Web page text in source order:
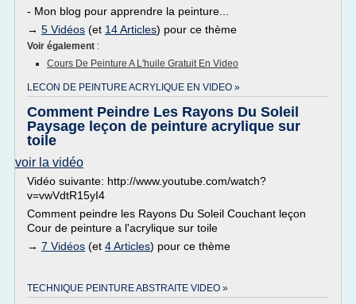
- Mon blog pour apprendre la peinture...
→ 5 Vidéos (et 14 Articles) pour ce thème
Voir également :
Cours De Peinture A L'huile Gratuit En Video
LECON DE PEINTURE ACRYLIQUE EN VIDEO »
Comment Peindre Les Rayons Du Soleil
Paysage leçon de peinture acrylique sur
toile
voir la vidéo
Vidéo suivante: http://www.youtube.com/watch?
v=vwVdtR15yI4
Comment peindre les Rayons Du Soleil Couchant leçon
Cour de peinture a l'acrylique sur toile
→ 7 Vidéos (et 4 Articles) pour ce thème
TECHNIQUE PEINTURE ABSTRAITE VIDEO »